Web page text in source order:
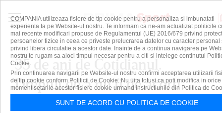
35 de ani de Cotidianul.
Dreptul de a nu fi de acord
COMPANIA utilizeaza fisiere de tip cookie pentru a personaliza si imbunatati
experienta ta pe Website-ul nostru. Te informam ca ne-am actualizat politicile
mai recente modificari propuse de Regulamentul (UE) 2016/679 privind
persoanelor fizice in ceea ce priveste prelucrarea datelor cu caracter personal
privind libera circulatie a acestor date. Inainte de a continua navigarea pe
nostru te rugam sa aloci timpul necesar pentru a citi si intelege continutul
Cookie.
Prin continuarea navigarii pe Website-ul nostru confirmi acceptarea utilizarii
de tip cookie conform Politicii de Cookie. Nu uita totusi ca poti modifica in orice
moment setarile acestor fisiere cookie urmand instructiunile din Politica de
SUNT DE ACORD CU POLITICA DE COOKIE